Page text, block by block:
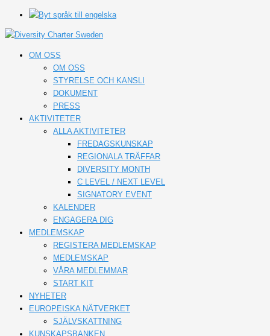
OM OSS
OM OSS
STYRELSE OCH KANSLI
DOKUMENT
PRESS
AKTIVITETER
ALLA AKTIVITETER
FREDAGSKUNSKAP
REGIONALA TRÄFFAR
DIVERSITY MONTH
C LEVEL / NEXT LEVEL
SIGNATORY EVENT
KALENDER
ENGAGERA DIG
MEDLEMSKAP
REGISTERA MEDLEMSKAP
MEDLEMSKAP
VÅRA MEDLEMMAR
START KIT
NYHETER
EUROPEISKA NÄTVERKET
SJÄLVSKATTNING
KUNSKAPSBANKEN